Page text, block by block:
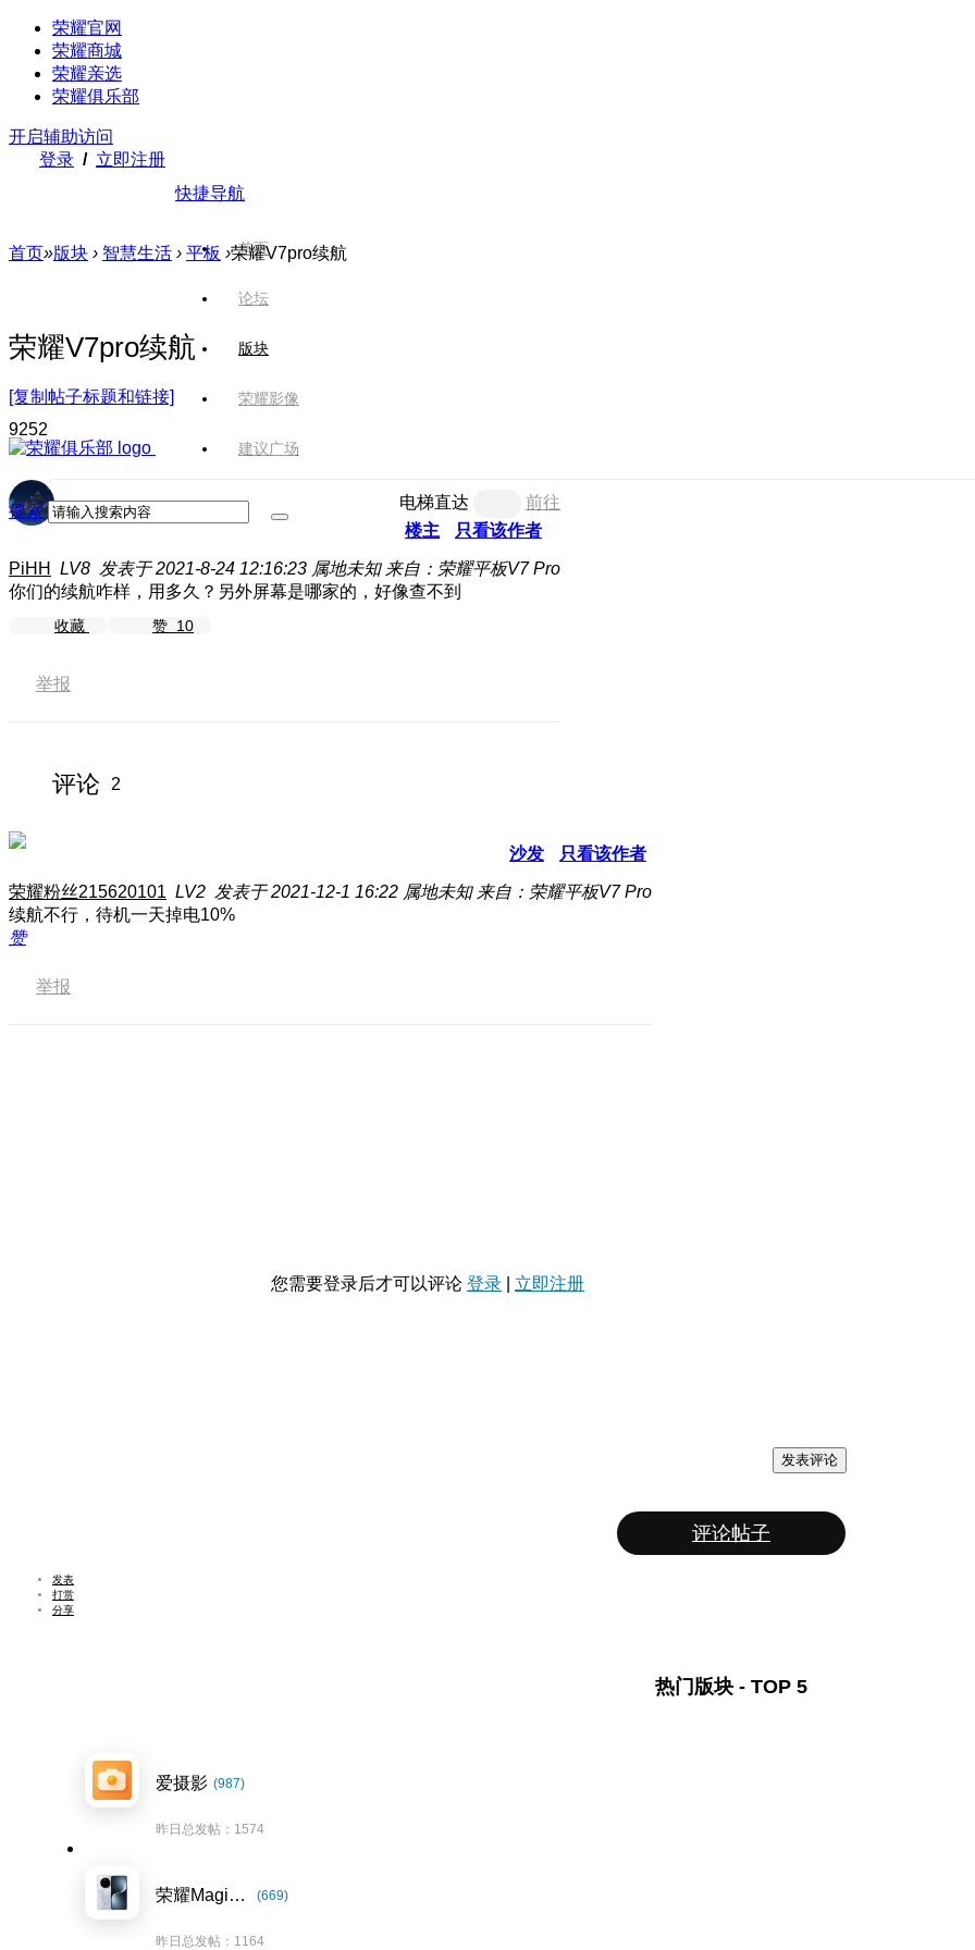
荣耀官网
荣耀商城
荣耀亲选
荣耀俱乐部
开启辅助访问
登录 / 立即注册
快捷导航
首页
论坛
版块
荣耀影像
建议广场
搜索
首页»版块 › 智慧生活 › 平板 ›荣耀V7pro续航
荣耀V7pro续航
[复制帖子标题和链接]
9252
电梯直达
前往
楼主
只看该作者
PiHH LV8 发表于 2021-8-24 12:16:23 属地未知 来自：荣耀平板V7 Pro
你们的续航咋样，用多久？另外屏幕是哪家的，好像查不到
收藏 赞 10
举报
评论 2
沙发 只看该作者
荣耀粉丝215620101 LV2 发表于 2021-12-1 16:22 属地未知 来自：荣耀平板V7 Pro
续航不行，待机一天掉电10%
赞
举报
您需要登录后才可以评论 登录 立即注册
发表评论
评论帖子
发表
打赏
分享
热门版块 - TOP 5
爱摄影 (987)
昨日总发帖：1574
荣耀Magic7系列 (669)
昨日总发帖：1164